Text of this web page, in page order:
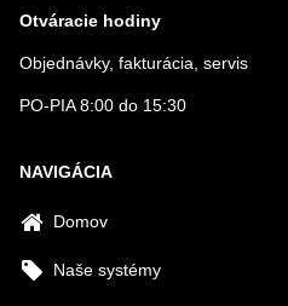
Otváracie hodiny
Objednávky, fakturácia, servis
PO-PIA 8:00 do 15:30
NAVIGÁCIA
Domov
Naše systémy